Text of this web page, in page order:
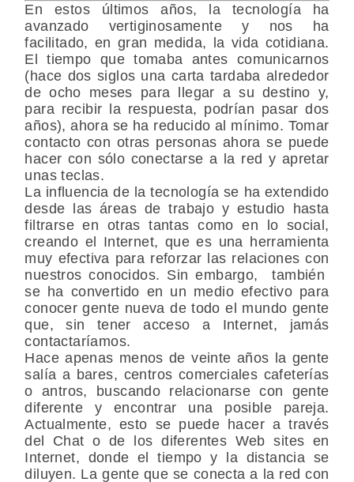
En estos últimos años, la tecnología ha
avanzado vertiginosamente y nos ha
facilitado, en gran medida, la vida cotidiana.
El tiempo que tomaba antes comunicarnos
(hace dos siglos una carta tardaba alrededor
de ocho meses para llegar a su destino y,
para recibir la respuesta, podrían pasar dos
años), ahora se ha reducido al mínimo. Tomar
contacto con otras personas ahora se puede
hacer con sólo conectarse a la red y apretar
unas teclas.
La influencia de la tecnología se ha extendido
desde las áreas de trabajo y estudio hasta
filtrarse en otras tantas como en lo social,
creando el Internet, que es una herramienta
muy efectiva para reforzar las relaciones con
nuestros conocidos. Sin embargo, también
se ha convertido en un medio efectivo para
conocer gente nueva de todo el mundo gente
que, sin tener acceso a Internet, jamás
contactaríamos.
Hace apenas menos de veinte años la gente
salía a bares, centros comerciales cafeterías
o antros, buscando relacionarse con gente
diferente y encontrar una posible pareja.
Actualmente, esto se puede hacer a través
del Chat o de los diferentes Web sites en
Internet, donde el tiempo y la distancia se
diluyen. La gente que se conecta a la red con